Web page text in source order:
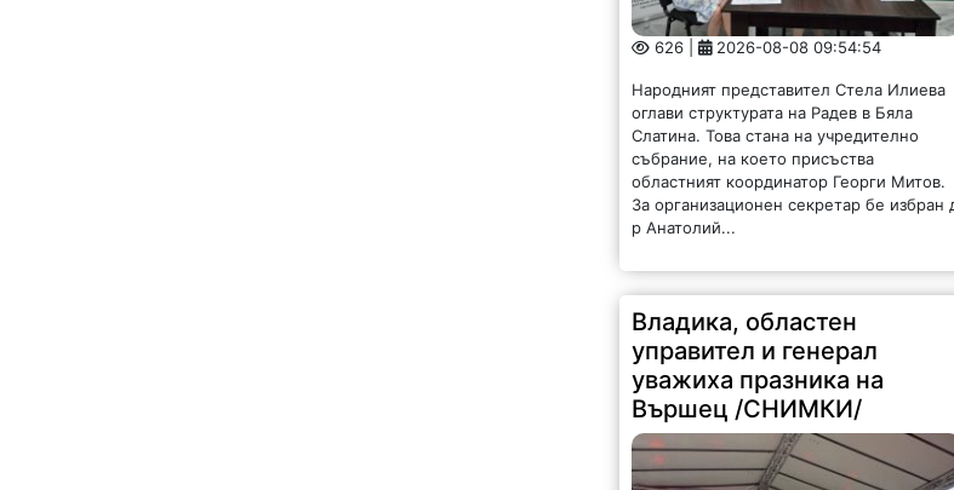
626 | 2026-08-08 09:54:54
Народният представител Стела Илиева
оглави структурата на Радев в Бяла
Слатина. Това стана на учредително
събрание, на което присъства
областният координатор Георги Митов.
За организационен секретар бе избран
р Анатолий...
Владика, областен
управител и генерал
уважиха празника на
Вършец /СНИМКИ/